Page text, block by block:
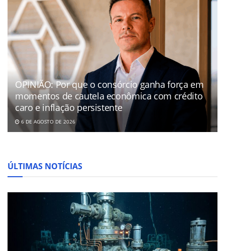
OPINIÃO: Por que o consórcio ganha força em
momentos de cautela econômica com crédito
caro e inflação persistente
6 DE AGOSTO DE 2026
ÚLTIMAS NOTÍCIAS